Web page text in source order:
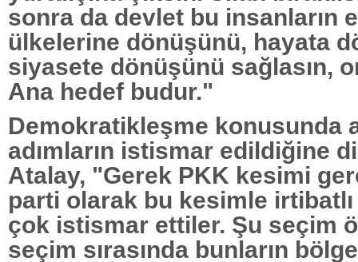
sonra da devlet bu insanların
ülkelerine dönüşünü, hayata
siyasete dönüşünü sağlasın,
Ana hedef budur."
Demokratikleşme konusunda
adımların istismar edildiğine
Atalay, "Gerek PKK kesimi
parti olarak bu kesimle
çok istismar ettiler. Şu seçim
seçim sırasında bunların